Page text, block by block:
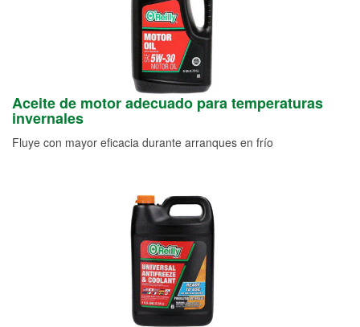
Aceite de motor adecuado para temperaturas
invernales
Fluye con mayor eficacia durante arranques en frío